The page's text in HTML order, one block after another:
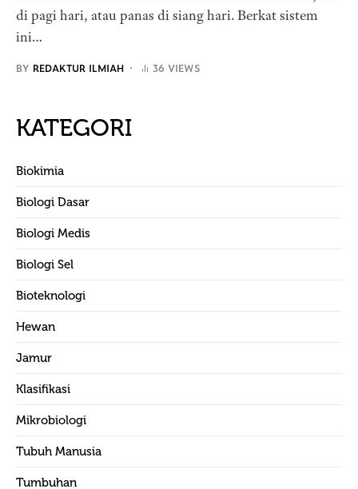
di pagi hari, atau panas di siang hari. Berkat sistem
ini…
BY REDAKTUR ILMIAH 36 VIEWS
KATEGORI
Biokimia
Biologi Dasar
Biologi Medis
Biologi Sel
Bioteknologi
Hewan
Jamur
Klasifikasi
Mikrobiologi
Tubuh Manusia
Tumbuhan